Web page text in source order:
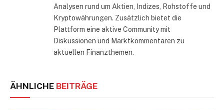
Analysen rund um Aktien, Indizes, Rohstoffe und
Kryptowährungen. Zusätzlich bietet die
Plattform eine aktive Community mit
Diskussionen und Marktkommentaren zu
aktuellen Finanzthemen.
ÄHNLICHE BEITRÄGE